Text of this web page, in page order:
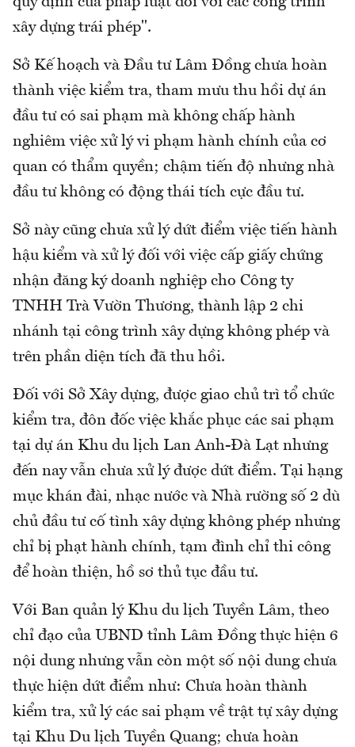
xây dựng trái phép".
Sở Kế hoạch và Đầu tư Lâm Đồng chưa hoàn
thành việc kiểm tra, tham mưu thu hồi dự án
đầu tư có sai phạm mà không chấp hành
nghiêm việc xử lý vi phạm hành chính của cơ
quan có thẩm quyền; chậm tiến độ nhưng nhà
đầu tư không có động thái tích cực đầu tư.
Sở này cũng chưa xử lý dứt điểm việc tiến hành
hậu kiểm và xử lý đối với việc cấp giấy chứng
nhận đăng ký doanh nghiệp cho Công ty
TNHH Trà Vườn Thương, thành lập 2 chi
nhánh tại công trình xây dựng không phép và
trên phần diện tích đã thu hồi.
Đối với Sở Xây dựng, được giao chủ trì tổ chức
kiểm tra, đôn đốc việc khắc phục các sai phạm
tại dự án Khu du lịch Lan Anh-Đà Lạt nhưng
đến nay vẫn chưa xử lý được dứt điểm. Tại hạng
mục khán đài, nhạc nước và Nhà rường số 2 dù
chủ đầu tư cố tình xây dựng không phép nhưng
chỉ bị phạt hành chính, tạm đình chỉ thi công
để hoàn thiện, hồ sơ thủ tục đầu tư.
Với Ban quản lý Khu du lịch Tuyền Lâm, theo
chỉ đạo của UBND tỉnh Lâm Đồng thực hiện 6
nội dung nhưng vẫn còn một số nội dung chưa
thực hiện dứt điểm như: Chưa hoàn thành
kiểm tra, xử lý các sai phạm về trật tự xây dựng
tại Khu Du lịch Tuyền Quang; chưa hoàn